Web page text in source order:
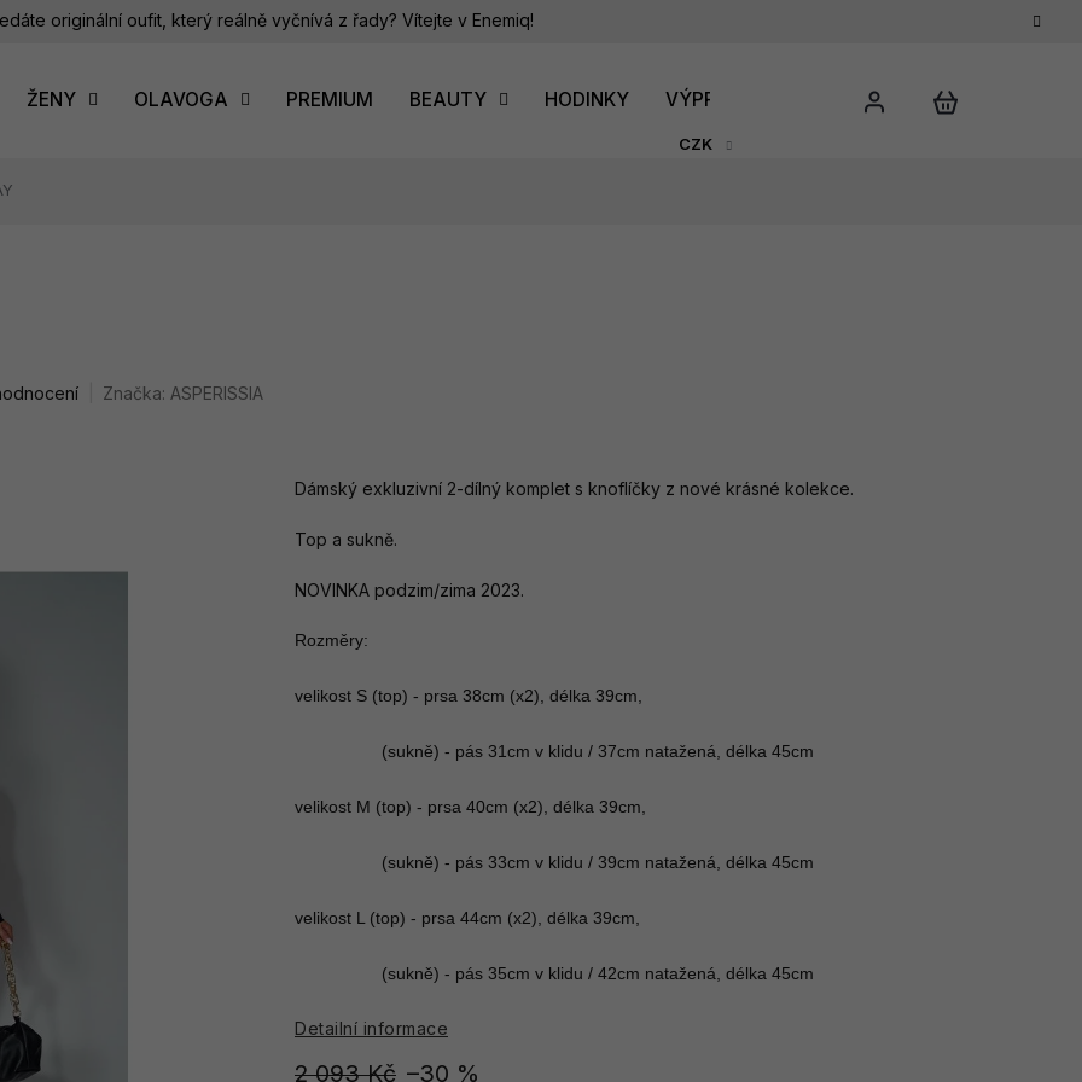
originální oufit, který reálně vyčnívá z řady? Vítejte v Enemiq!
CZK
ŽENY OLAVOGA PREMIUM BEAUTY HODINKY VÝPRODEJ DÁRKOVÝ POUKAZ
Značka: ASPERISSIA
2 093 Kč –30 %
Dámský exkluzivní 2-dílný komplet s knoflíčky z nové krásné kolekce.
Top a sukně.
NOVINKA podzim/zima 2023.
Rozměry:
velikost S (top) - prsa 38cm (x2), délka 39cm,
                  (sukně) - pás 31cm v klidu / 37cm natažená, délka 45cm
velikost M (top) - prsa 40cm (x2), délka 39cm,
                  (sukně) - pás 33cm v klidu / 39cm natažená, délka 45cm
velikost L (top) - prsa 44cm (x2), délka 39cm,
                  (sukně) - pás 35cm v klidu / 42cm natažená, délka 45cm
Detailní informace